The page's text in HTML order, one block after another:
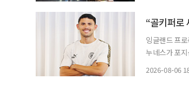
잉글랜드 프
누네스가 포
2026-08-06